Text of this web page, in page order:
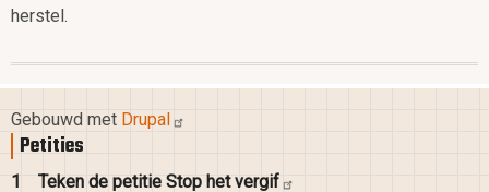
herstel.
Gebouwd met Drupal
Petities
1 Teken de petitie Stop hetvergif